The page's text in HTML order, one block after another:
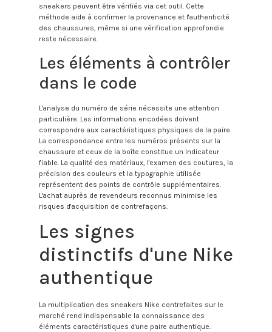
sneakers peuvent être vérifiés via cet outil. Cette
méthode aide à confirmer la provenance et l'authenticité
des chaussures, même si une vérification approfondie
reste nécessaire.
Les éléments à contrôler
dans le code
L'analyse du numéro de série nécessite une attention
particulière. Les informations encodées doivent
correspondre aux caractéristiques physiques de la paire.
La correspondance entre les numéros présents sur la
chaussure et ceux de la boîte constitue un indicateur
fiable. La qualité des matériaux, l'examen des coutures, la
précision des couleurs et la typographie utilisée
représentent des points de contrôle supplémentaires.
L'achat auprès de revendeurs reconnus minimise les
risques d'acquisition de contrefaçons.
Les signes
distinctifs d'une Nike
authentique
La multiplication des sneakers Nike contrefaites sur le
marché rend indispensable la connaissance des
éléments caractéristiques d'une paire authentique.